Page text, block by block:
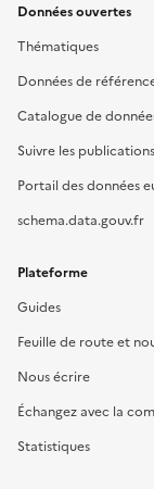
Données ouvertes
Thématiques
Données de
Catalogue de
Suivre les
Portail des données
schema.data.gouv.fr
Plateforme
Guides
Feuille de route et
Nous écrire
Échangez avec la
Statistiques